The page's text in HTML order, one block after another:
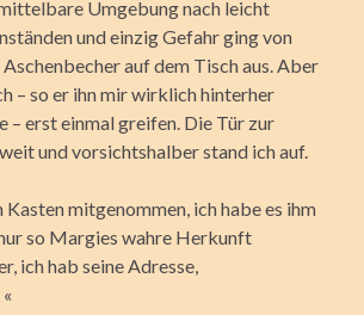
Umgebung nach leicht
und einzig Gefahr ging von
auf dem Tisch aus. Aber
– so er ihn mir wirklich hinterher
– erst einmal greifen. Die Tür zur
und vorsichtshalber stand ich auf.
mitgenommen, ich habe es ihm
so Margies wahre Herkunft
ich hab seine Adresse,